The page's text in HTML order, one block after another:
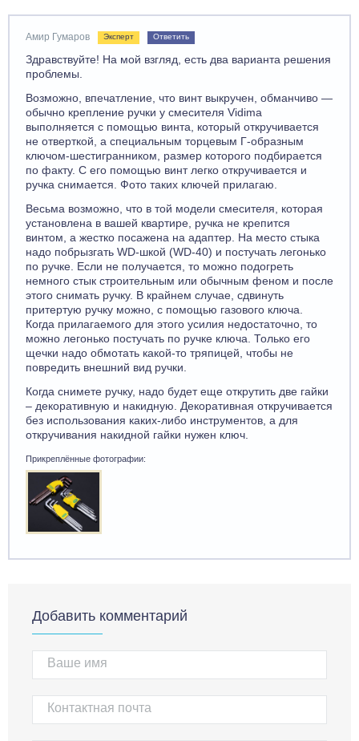
Амир Гумаров Эксперт Ответить
Здравствуйте! На мой взгляд, есть два варианта решения
проблемы.
Возможно, впечатление, что винт выкручен, обманчиво —
обычно крепление ручки у смесителя Vidima
выполняется с помощью винта, который откручивается
не отверткой, а специальным торцевым Г-образным
ключом-шестигранником, размер которого подбирается
по факту. С его помощью винт легко откручивается и
ручка снимается. Фото таких ключей прилагаю.
Весьма возможно, что в той модели смесителя, которая
установлена в вашей квартире, ручка не крепится
винтом, а жестко посажена на адаптер. На место стыка
надо побрызгать WD-шкой (WD-40) и постучать легонько
по ручке. Если не получается, то можно подогреть
немного стык строительным или обычным феном и после
этого снимать ручку. В крайнем случае, сдвинуть
притертую ручку можно, с помощью газового ключа.
Когда прилагаемого для этого усилия недостаточно, то
можно легонько постучать по ручке ключа. Только его
щечки надо обмотать какой-то тряпицей, чтобы не
повредить внешний вид ручки.
Когда снимете ручку, надо будет еще открутить две гайки
– декоративную и накидную. Декоративная откручивается
без использования каких-либо инструментов, а для
откручивания накидной гайки нужен ключ.
Прикреплённые фотографии:
Добавить комментарий